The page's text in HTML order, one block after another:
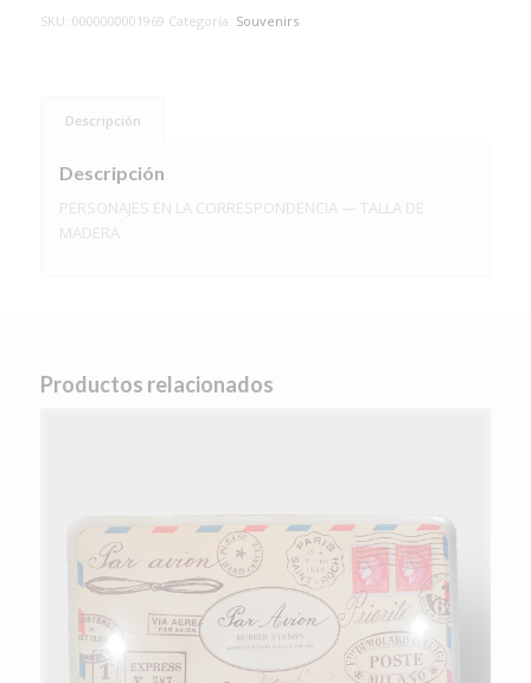
SKU: 0000000001969 Categoría: Souvenirs
Descripción
Descripción
PERSONAJES EN LA CORRESPONDENCIA — TALLA DE
MADERA
Productos relacionados